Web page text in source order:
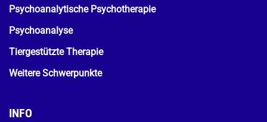
Psychoanalytische Psychotherapie
Psychoanalyse
Tiergestützte Therapie
Weitere Schwerpunkte
INFO